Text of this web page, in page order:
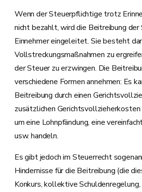
Wenn der Steuerpflichtige trotz
nicht bezahlt, wird die Beitreibung der
Einnehmer eingeleitet. Sie besteht
Vollstreckungsmaßnahmen zu
der Steuer zu erzwingen. Die
verschiedene Formen annehmen: Es
Beitreibung durch einen
zusätzlichen
um eine Lohnpfändung, eine
usw. handeln.
Es gibt jedoch im Steuerrecht
Hindernisse für die Beitreibung (die
Konkurs, kollektive